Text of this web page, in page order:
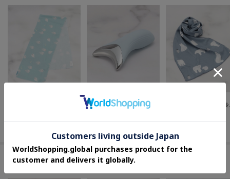
30%OFF
one'sterrace
50%OFF
◆【ひ
30%OFF
#自宅で手軽にセルフケア